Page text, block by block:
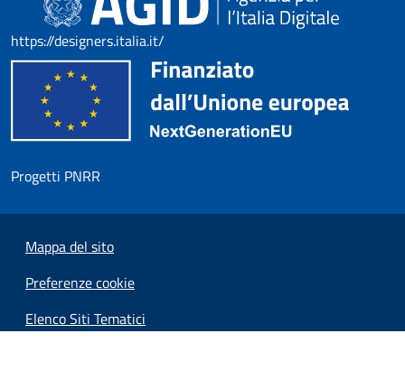
https://designers.italia.it/
Progetti PNRR
Mappa del sito
Preferenze cookie
Elenco Siti Tematici